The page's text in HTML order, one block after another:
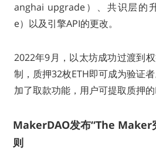
anghai upgrade）、共识层的
e）以及引擎API的更改。
2022年9月，以太坊成功过渡到
制，质押32枚ETH即可成为验证
加了取款功能，用户可提取质押的
MakerDAO发布“The Maker
则